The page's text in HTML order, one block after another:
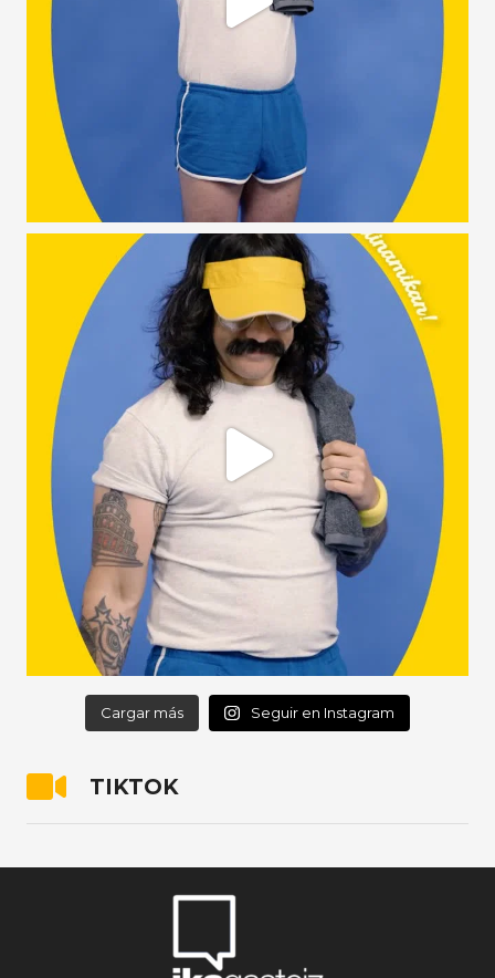
Cargar más Seguir en Instagram
TIKTOK